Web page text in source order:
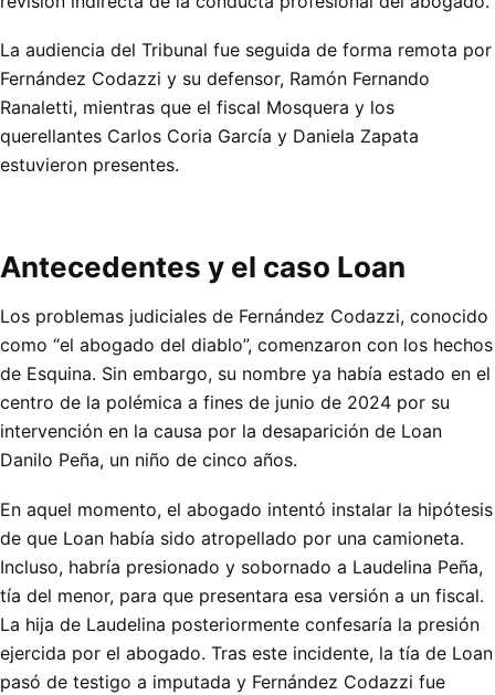
La audiencia del Tribunal fue seguida de forma remota por
Fernández Codazzi y su defensor, Ramón Fernando
Ranaletti, mientras que el fiscal Mosquera y los
querellantes Carlos Coria García y Daniela Zapata
estuvieron presentes.
Antecedentes y el caso Loan
Los problemas judiciales de Fernández Codazzi, conocido
como “el abogado del diablo”, comenzaron con los hechos
de Esquina. Sin embargo, su nombre ya había estado en el
centro de la polémica a fines de junio de 2024 por su
intervención en la causa por la desaparición de Loan
Danilo Peña, un niño de cinco años.
En aquel momento, el abogado intentó instalar la hipótesis
de que Loan había sido atropellado por una camioneta.
Incluso, habría presionado y sobornado a Laudelina Peña,
tía del menor, para que presentara esa versión a un fiscal.
La hija de Laudelina posteriormente confesaría la presión
ejercida por el abogado. Tras este incidente, la tía de Loan
pasó de testigo a imputada y Fernández Codazzi fue